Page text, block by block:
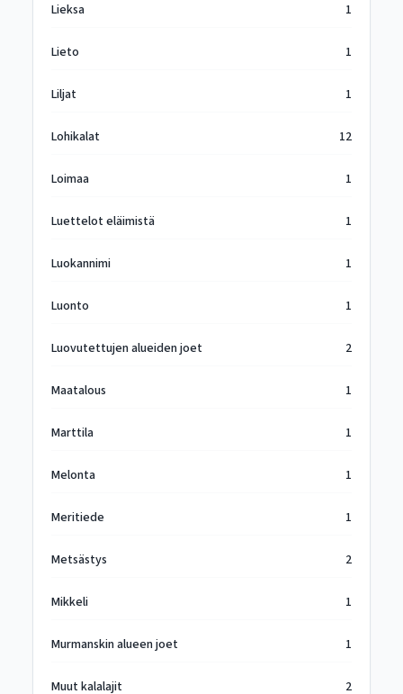
Lieksa 1
Lieto 1
Liljat 1
Lohikalat 12
Loimaa 1
Luettelot eläimistä 1
Luokannimi 1
Luonto 1
Luovutettujen alueiden joet 2
Maatalous 1
Marttila 1
Melonta 1
Meritiede 1
Metsästys 2
Mikkeli 1
Murmanskin alueen joet 1
Muut kalalajit 2